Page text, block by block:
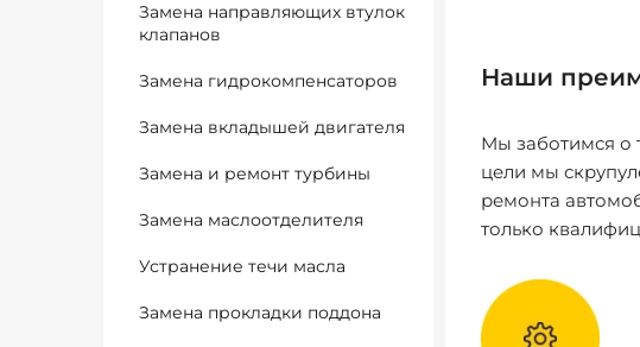
Замена направляющих втулок
клапанов
Замена гидрокомпенсаторов
Замена вкладышей двигателя
Замена и ремонт турбины
Замена маслоотделителя
Устранение течи масла
Замена прокладки поддона
Наши
Мы заботимся о
цели мы
ремонта
только